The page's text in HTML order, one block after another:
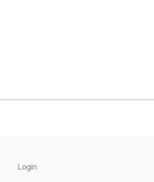
Login